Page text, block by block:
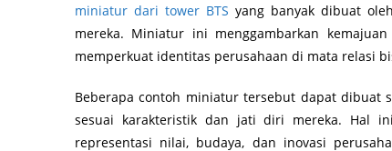
miniatur dari tower BTS yang banyak dibuat
mereka. Miniatur ini menggambarkan
memperkuat identitas perusahaan di mata relasi
Beberapa contoh miniatur tersebut dapat dibuat
sesuai karakteristik dan jati diri mereka. Hal
representasi nilai, budaya, dan inovasi